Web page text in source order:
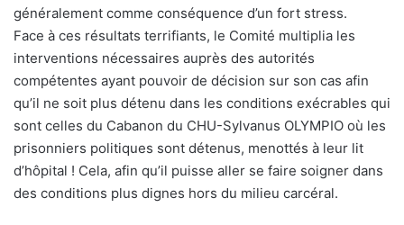
généralement comme conséquence d’un fort stress.
Face à ces résultats terrifiants, le Comité multiplia les
interventions nécessaires auprès des autorités
compétentes ayant pouvoir de décision sur son cas afin
qu’il ne soit plus détenu dans les conditions exécrables qui
sont celles du Cabanon du CHU-Sylvanus OLYMPIO où les
prisonniers politiques sont détenus, menottés à leur lit
d’hôpital ! Cela, afin qu’il puisse aller se faire soigner dans
des conditions plus dignes hors du milieu carcéral.